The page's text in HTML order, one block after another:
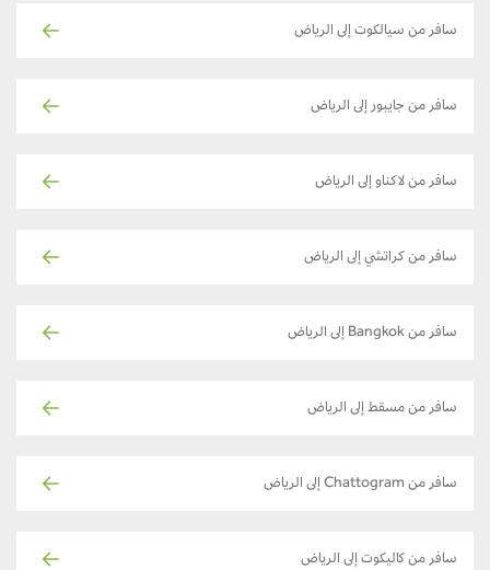
سافر من سيالكوت إلى الرياض
سافر من جايبور إلى الرياض
سافر من لاكناو إلى الرياض
سافر من كراتشي إلى الرياض
سافر من Bangkok إلى الرياض
سافر من مسقط إلى الرياض
سافر من Chattogram إلى الرياض
سافر من كاليكوت إلى الرياض